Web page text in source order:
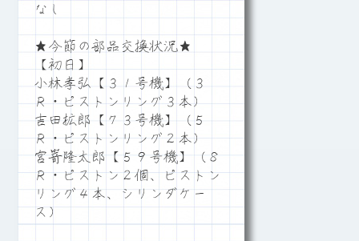
なし
★今節の部品交換状況★
【初日】
小林孝弘【３１号機】（３
Ｒ・ピストンリング３本）
吉田拡郎【７３号機】（５
Ｒ・ピストンリング２本）
宮嵜隆太郎【５９号機】（８
Ｒ・ピストン２個、ピストン
リング４本、シリンダケー
ス）